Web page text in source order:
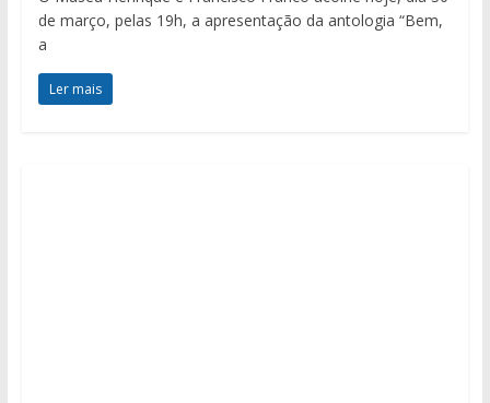
de março, pelas 19h, a apresentação da antologia “Bem,
a
Ler mais